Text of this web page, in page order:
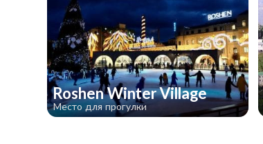
Roshen Winter Village
Место для прогулки